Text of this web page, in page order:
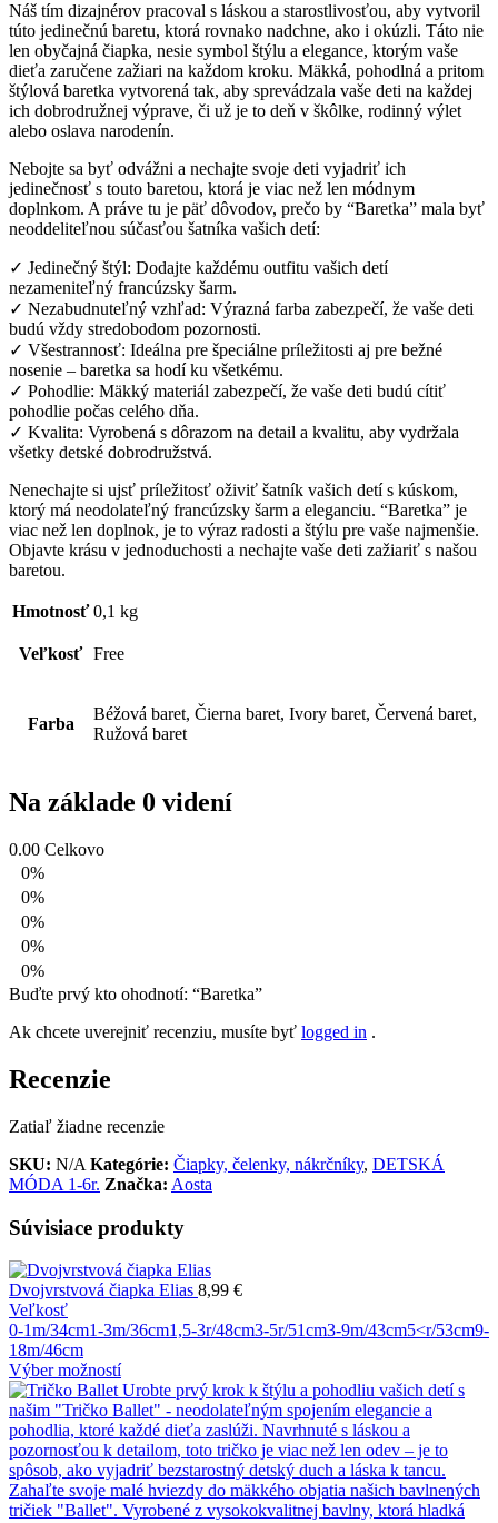
Náš tím dizajnérov pracoval s láskou a starostlivosťou, aby vytvoril
túto jedinečnú baretu, ktorá rovnako nadchne, ako i okúzli. Táto nie
len obyčajná čiapka, nesie symbol štýlu a elegance, ktorým vaše
dieťa zaručene zažiari na každom kroku. Mäkká, pohodlná a pritom
štýlová baretka vytvorená tak, aby sprevádzala vaše deti na každej
ich dobrodružnej výprave, či už je to deň v škôlke, rodinný výlet
alebo oslava narodenín.
Nebojte sa byť odvážni a nechajte svoje deti vyjadriť ich
jedinečnosť s touto baretou, ktorá je viac než len módnym
doplnkom. A práve tu je päť dôvodov, prečo by “Baretka” mala byť
neoddeliteľnou súčasťou šatníka vašich detí:
✓ Jedinečný štýl: Dodajte každému outfitu vašich detí
nezameniteľný francúzsky šarm.
✓ Nezabudnuteľný vzhľad: Výrazná farba zabezpečí, že vaše deti
budú vždy stredobodom pozornosti.
✓ Všestrannosť: Ideálna pre špeciálne príležitosti aj pre bežné
nosenie – baretka sa hodí ku všetkému.
✓ Pohodlie: Mäkký materiál zabezpečí, že vaše deti budú cítiť
pohodlie počas celého dňa.
✓ Kvalita: Vyrobená s dôrazom na detail a kvalitu, aby vydržala
všetky detské dobrodružstvá.
Nenechajte si ujsť príležitosť oživiť šatník vašich detí s kúskom,
ktorý má neodolateľný francúzsky šarm a eleganciu. “Baretka” je
viac než len doplnok, je to výraz radosti a štýlu pre vaše najmenšie.
Objavte krásu v jednoduchosti a nechajte vaše deti zažiariť s našou
baretou.
Hmotnosť 0,1 kg
Veľkosť Free
Farba
Béžová baret, Čierna baret, Ivory baret, Červená baret,
Ružová baret
Na základe 0 videní
0.00 Celkovo
0%
0%
0%
0%
0%
Buďte prvý kto ohodnotí: “Baretka”
Ak chcete uverejniť recenziu, musíte byť logged in .
Recenzie
Zatiaľ žiadne recenzie
SKU: N/A Kategórie: Čiapky, čelenky, nákrčníky, DETSKÁ
MÓDA 1-6r. Značka: Aosta
Súvisiace produkty
Dvojvrstvová čiapka Elias 8,99 €
Veľkosť
0-1m/34cm1-3m/36cm1,5-3r/48cm3-5r/51cm3-9m/43cm5<r/53cm9-
18m/46cm
Výber možností